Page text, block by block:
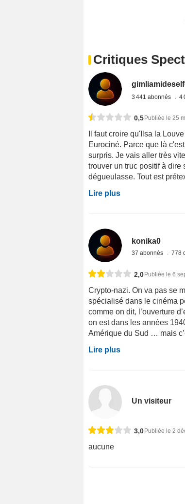
Critiques
3 441 abonnés 4
0,5 Publiée le 25
Il faut croire qu'Ilsa la
Eurociné. Parce que là
surpris. Je vais aller très
trouver un truc positif à dire
dégueulasse. Tout est
Lire plus
konika0
37 abonnés 778
2,0 Publiée le 6
Crypto-nazi. On va pas se
spécialisé dans le cinéma
comme on dit, l’ouverture
on est dans les années
Amérique du Sud … mais
Lire plus
Un visiteur
3,0 Publiée le 2
aucune